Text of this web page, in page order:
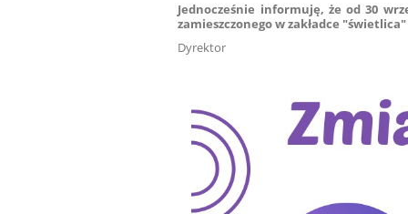
Jednocześnie informuję, że od 30
zamieszczonego w zakładce
Dyrektor